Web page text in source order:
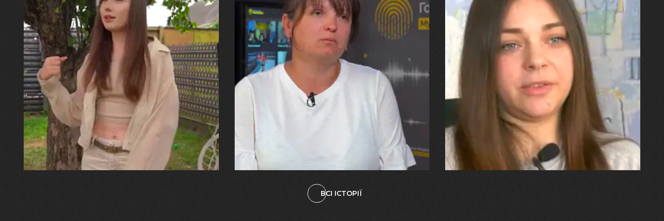
30.07.2026
Калина, Дарина та Віра Папроцькі
"Хвиля була, як від моря,
прозора і велика… Я ледве
встигла схопити племінницю"
29.07.2026
Марина, Ваїд та Аміна Харченко
"Попри всі втрати, ми не
зламалися: тепер я бачу
свого вбитого чоловіка у
наших дітях"
27.07.2026
"Я перенесла 11 операцій, та
плакала від фантомного
болю. Але маленька донька
бере за руку і змушує йти
далі"
ВСІ ІСТОРІЇ